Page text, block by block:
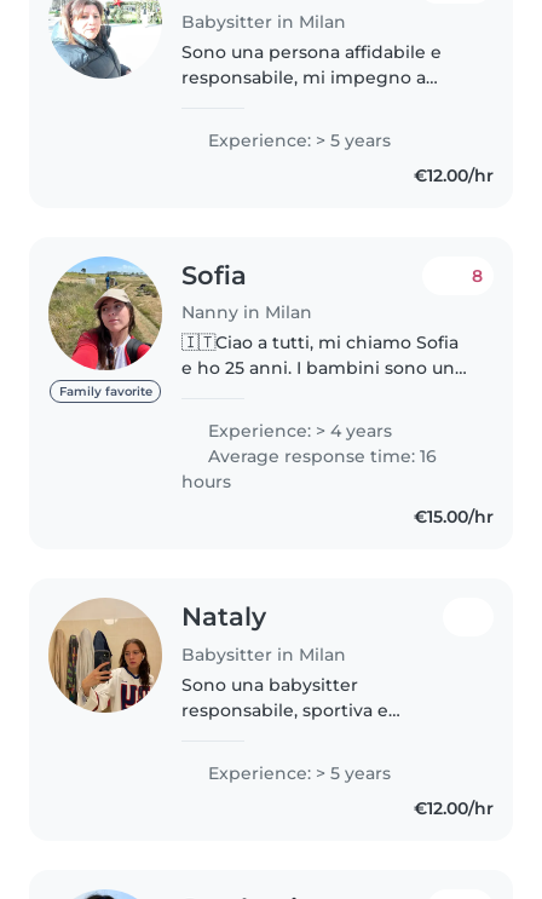
Babysitter in Milan
Sono una persona affidabile e
responsabile, mi impegno a
benessere. Ho esperienza nella
Experience: > 5 years
€12.00/hr
Family favorite
Sofia
Nanny in Milan
8
🇮🇹Ciao a tutti, mi chiamo Sofia
e ho 25 anni. I bambini sono una
insieme agli animali e alla
musica. Mi reputo una ragazza
solare, determinata, sensibile..
Experience: > 4 years
Average response time: 16
hours
€15.00/hr
Nataly
Babysitter in Milan
Sono una babysitter
responsabile, sportiva e
tutte le fasce d'età dai bebè ai
teenager. Pur non avendo
ancora molta esperienza pratica,
Experience: > 5 years
€12.00/hr